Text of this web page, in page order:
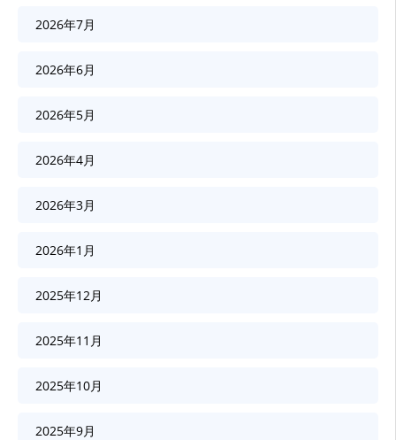
2026年7月
2026年6月
2026年5月
2026年4月
2026年3月
2026年1月
2025年12月
2025年11月
2025年10月
2025年9月